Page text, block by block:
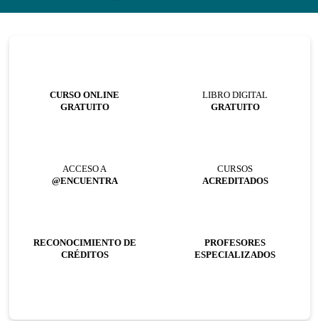
CURSO ONLINE
GRATUITO
LIBRO DIGITAL
GRATUITO
ACCESO A
@ENCUENTRA
CURSOS
ACREDITADOS
RECONOCIMIENTO DE
CRÉDITOS
PROFESORES
ESPECIALIZADOS